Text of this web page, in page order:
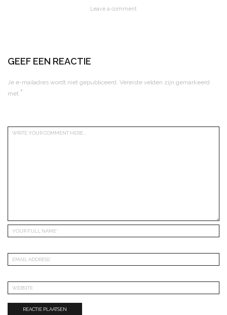
Leave a comment
GEEF EEN REACTIE
Je e-mailadres wordt niet gepubliceerd. Vereiste velden zijn gemarkeerd
met *